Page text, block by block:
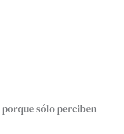
porque sólo perciben